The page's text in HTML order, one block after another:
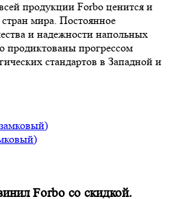
продукции Forbo ценится и
стран мира. Постоянное
и надежности напольных
продиктованы прогрессом
стандартов в Западной и
Forbo со скидкой.